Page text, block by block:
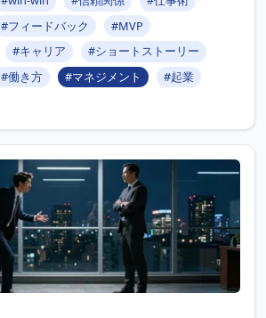
#フィードバック
#MVP
#キャリア
#ショートストーリー
#働き方 #マネジメント
#起業